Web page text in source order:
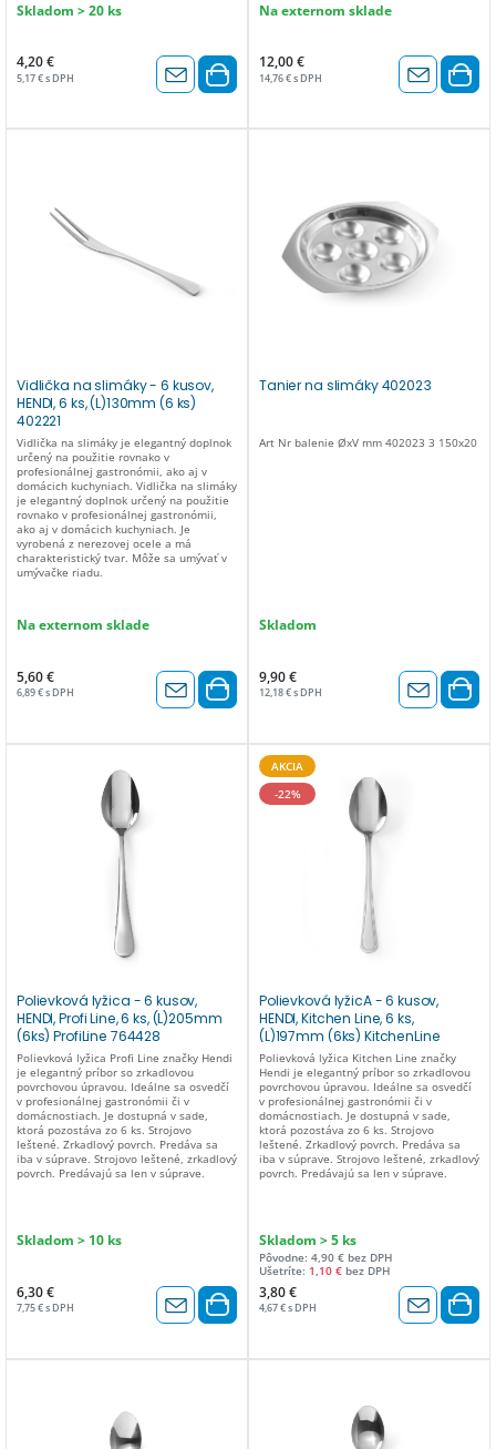
Skladom > 20 ks
4,20 €
5,17 € s DPH
Na externom sklade
12,00 €
14,76 € s DPH
Vidlička na slimáky - 6 kusov,
HENDI, 6 ks, (L)130mm (6 ks)
402221
Vidlička na slimáky je elegantný doplnok
určený na použitie rovnako v
profesionálnej gastronómii, ako aj v
domácich kuchyniach. Vidlička na slimáky
je elegantný doplnok určený na použitie
rovnako v profesionálnej gastronómii,
ako aj v domácich kuchyniach. Je
vyrobená z nerezovej ocele a má
charakteristický tvar. Môže sa umývať v
umývačke riadu.
Na externom sklade
5,60 €
6,89 € s DPH
Tanier na slimáky 402023
Art Nr balenie ØxV mm 402023 3 150x20
Skladom
9,90 €
12,18 € s DPH
Polievková lyžica - 6 kusov,
HENDI, Profi Line, 6 ks, (L)205mm
(6ks) ProfiLine 764428
Polievková lyžica Profi Line značky Hendi
je elegantný príbor so zrkadlovou
povrchovou úpravou. Ideálne sa osvedčí
v profesionálnej gastronómii či v
domácnostiach. Je dostupná v sade,
ktorá pozostáva zo 6 ks. Strojovo
leštené. Zrkadlový povrch. Predáva sa
iba v súprave. Strojovo leštené, zrkadlový
povrch. Predávajú sa len v súprave.
Skladom > 10 ks
6,30 €
7,75 € s DPH
AKCIA
-22%
Polievková lyžicA - 6 kusov,
HENDI, Kitchen Line, 6 ks,
(L)197mm (6ks) KitchenLine
764220
Polievková lyžica Kitchen Line značky
Hendi je elegantný príbor so zrkadlovou
povrchovou úpravou. Ideálne sa osvedčí
v profesionálnej gastronómii či v
domácnostiach. Je dostupná v sade,
ktorá pozostáva zo 6 ks. Strojovo
leštené. Zrkadlový povrch. Predáva sa
iba v súprave. Strojovo leštené, zrkadlový
povrch. Predávajú sa len v súprave.
Skladom > 5 ks
Pôvodne: 4,90 € bez DPH
Ušetríte: 1,10 € bez DPH
3,80 €
4,67 € s DPH